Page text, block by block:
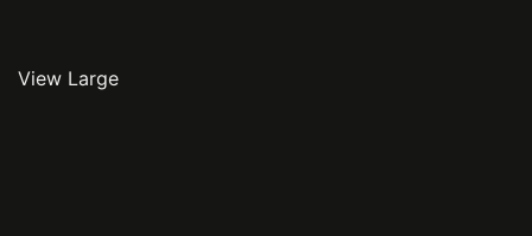
View Large